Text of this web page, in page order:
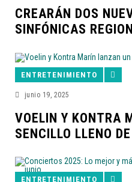
CREARÁN DOS
SINFÓNICAS
ENTRETENIMIENTO
junio 19, 2025
VOELIN Y KONTRA
SENCILLO LLENO
ENTRETENIMIENTO